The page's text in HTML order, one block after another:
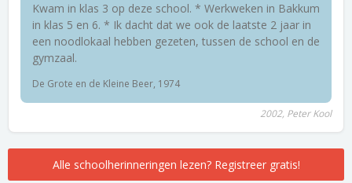
Kwam in klas 3 op deze school. * Werkweken in Bakkum
in klas 5 en 6. * Ik dacht dat we ook de laatste 2 jaar in
een noodlokaal hebben gezeten, tussen de school en de
gymzaal.
De Grote en de Kleine Beer, 1974
2002, Peter Kool
Alle schoolherinneringen lezen? Registreer gratis!